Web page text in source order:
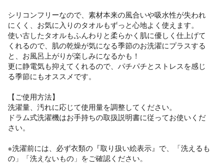
シリコンフリーなので、素材本来の風合いや吸水性が失われ
にくく、お気に入りのタオルもずっと心地よく使えます。
使い古したタオルもふんわりと柔らかく肌に優しく仕上げて
くれるので、肌の乾燥が気になる季節のお洗濯にプラスする
と、お風呂上がりが楽しみになるかも！
更に静電気も抑えてくれるので、パチパチとストレスを感じ
る季節にもオススメです。
【ご使用方法】
洗濯量、汚れに応じて使用量を調整してください。
ドラム式洗濯機はお手持ちの取扱説明書に従ってお使いくだ
さい。
※洗濯前には、必ず衣類の『取り扱い絵表示』で、「洗えるも
の」「洗えないもの」をご確認ください。